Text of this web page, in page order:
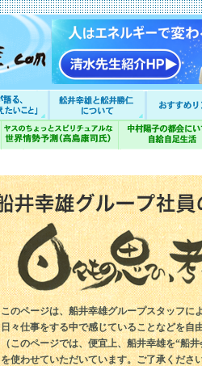
このページは、船井幸雄グループスタッフに
日々仕事をする中で感じていることなどを自
（このページでは、便宜上、船井幸雄を“船
を使わせていただいています。ご了承くださ